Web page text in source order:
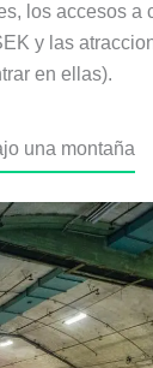
los accesos a
y las
en ellas).
una montaña